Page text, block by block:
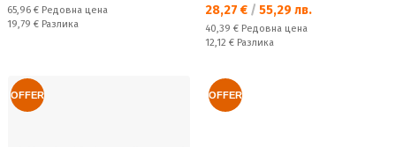
Редовна цена:
65,96 € Редовна цена
Спестявате:
19,79 € Разлика
Текуща цена:
28,27 € / 55,29 лв.
Редовна цена:
40,39 € Редовна цена
Спестявате:
12,12 € Разлика
OFFER OFFER